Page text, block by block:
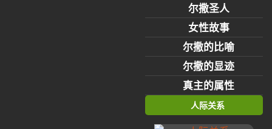
尔撒圣人
女性故事
尔撒的比喻
尔撒的显迹
真主的属性
人际关系